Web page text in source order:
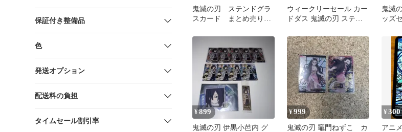
保証付き整備品
色
発送オプション
配送料の負担
タイムセール割引率
鬼滅の刃 ステンドグラ
スカード まとめ売り
ウィークリーセール カー
ドダス 鬼滅の刃 ステン
鬼滅
ッズ
¥899
鬼滅の刃 伊黒小芭内 グ
¥999
鬼滅の刃 竈門ねずこ カ
¥300
アニ